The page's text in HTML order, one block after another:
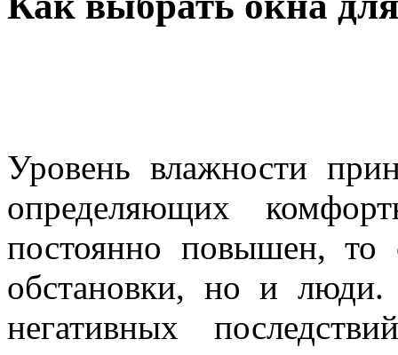
Уровень влажности
определяющих
постоянно повышен, то
обстановки, но и
негативных